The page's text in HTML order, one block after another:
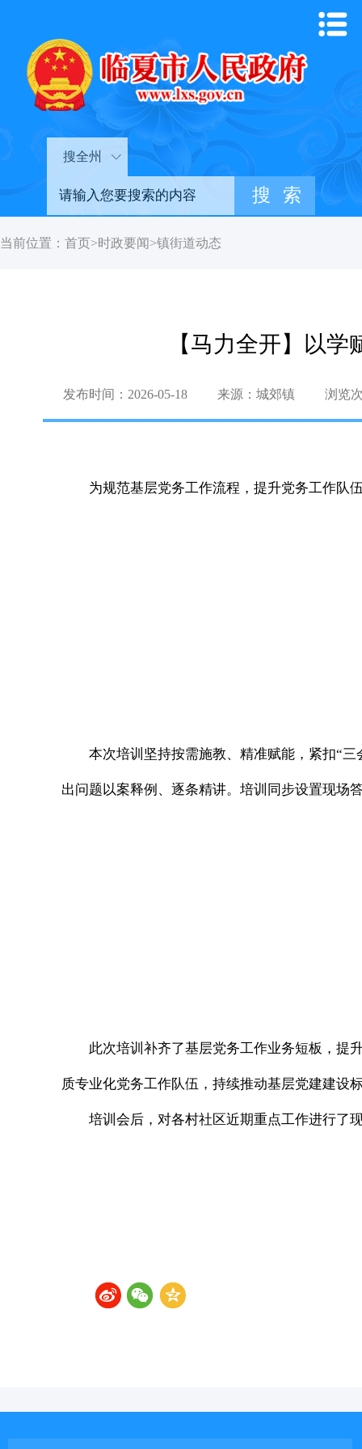
搜全州
当前位置： 首页>时政要闻 >镇街道动态
【马力全开】以
发布时间：2026-05-18 来源：城郊镇 浏览
为规范基层党务工作流程，提升党务工作队
本次培训坚持按需施教、精准赋能，紧扣“
出问题以案释例、逐条精讲。培训同步设置现场
此次培训补齐了基层党务工作业务短板，提
质专业化党务工作队伍，持续推动基层党建建设
培训会后，对各村社区近期重点工作进行了